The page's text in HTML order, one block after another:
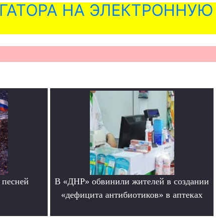
НА ЭЛЕКТРОННУЮ
В «ДНР» обвинили жителей в создании
«дефицита антибиотиков» в аптеках